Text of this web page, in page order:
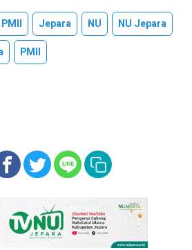
Jepara NU
NU Jepara
PMII